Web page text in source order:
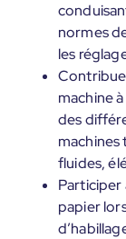
normes
les
machine
des
fluides,
Participer
papier